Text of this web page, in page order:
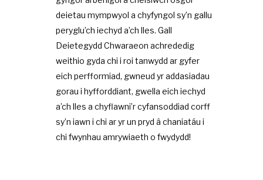
deietau mympwyol a chyfyngol sy’n gallu
peryglu’ch iechyd a’ch lles. Gall
Deietegydd Chwaraeon achrededig
weithio gyda chi i roi tanwydd ar gyfer
eich perfformiad, gwneud yr addasiadau
gorau i hyfforddiant, gwella eich iechyd
a’ch lles a chyflawni’r cyfansoddiad corff
sy’n iawn i chi ar yr un pryd â chaniatáu i
chi fwynhau amrywiaeth o fwydydd!